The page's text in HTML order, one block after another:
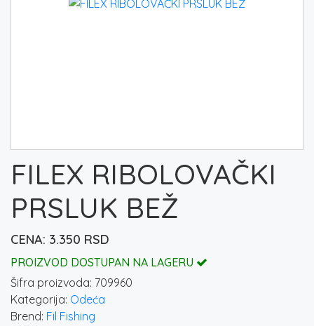
FILEX RIBOLOVAČKI
PRSLUK BEŽ
3.350 RSD
PROIZVOD DOSTUPAN NA LAGERU
Šifra proizvoda: 709960
Kategorija: Odeća
Brend: Fil Fishing